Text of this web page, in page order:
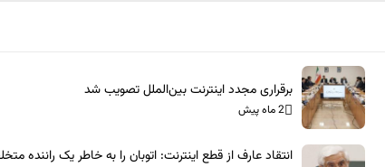
برقراری مجدد اینترنت بین‌الملل تصویب شد
2 ماه پیش
انتقاد عارف از قطع اینترنت: اتوبان را به خاطر یک راننده